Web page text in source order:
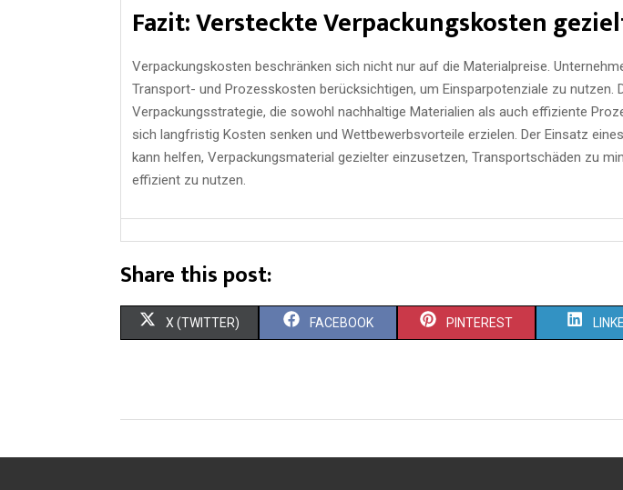
Fazit: Versteckte Verpackungskosten
Verpackungskosten beschränken sich nicht nur auf die Materialpreise.
Transport- und Prozesskosten berücksichtigen, um Einsparpotenziale zu nutzen.
Verpackungsstrategie, die sowohl nachhaltige Materialien als auch effiziente
sich langfristig Kosten senken und Wettbewerbsvorteile erzielen. Der Einsatz
kann helfen, Verpackungsmaterial gezielter einzusetzen, Transportschäden zu
effizient zu nutzen.
Share this post:
X (TWITTER) FACEBOOK PINTEREST